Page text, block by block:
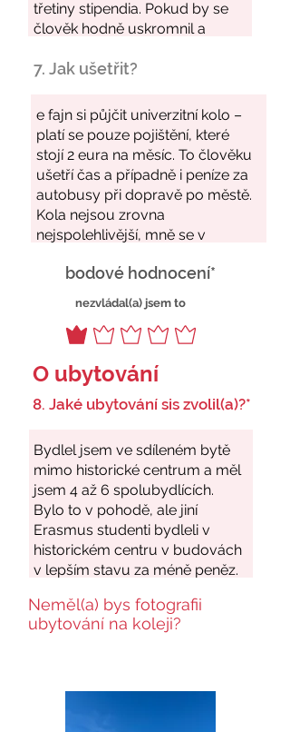
7. Jak ušetřit?
bodové hodnocení*
nezvládal(a) jsem to
O ubytování
8. Jaké ubytování sis zvolil(a)?*
Neměl(a) bys fotografii
ubytování na koleji?